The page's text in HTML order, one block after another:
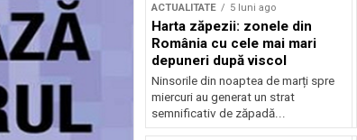
ACTUALITATE 5 luni ago
Harta zăpezii: zonele din
România cu cele mai mari
depuneri după viscol
Ninsorile din noaptea de marți spre
miercuri au generat un strat
semnificativ de zăpadă...